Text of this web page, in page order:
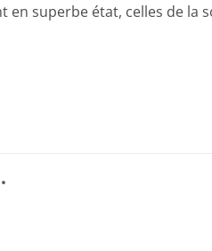
en superbe état, celles de la